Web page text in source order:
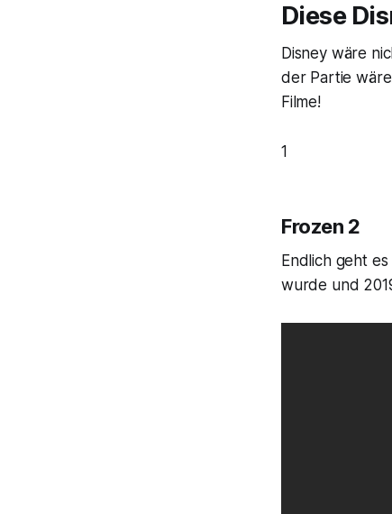
Diese
Disney wäre
der Partie
Filme!
1
Frozen 2
Endlich geht
wurde und